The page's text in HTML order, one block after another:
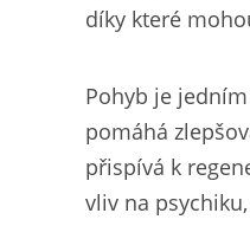
díky které
Pohyb je
pomáhá
přispívá k
vliv na